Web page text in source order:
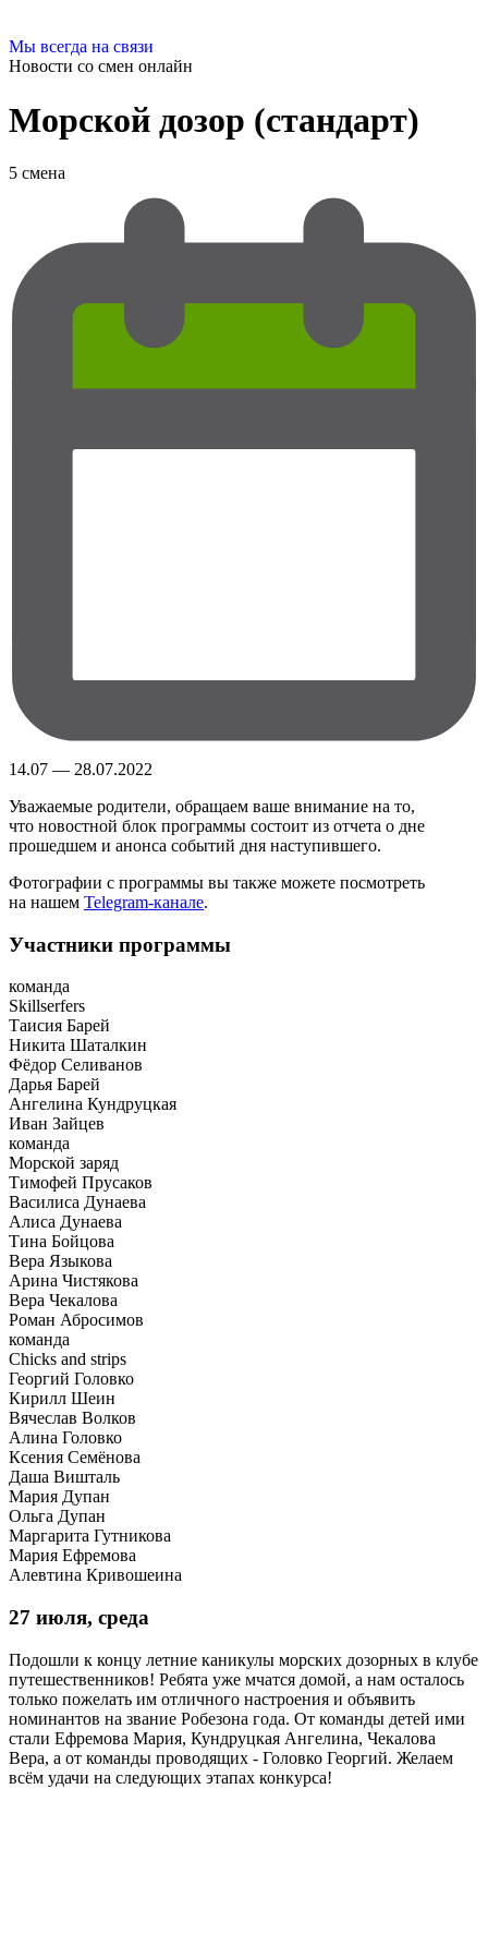
Мы всегда на связи
Новости со смен онлайн
Морской дозор (стандарт)
5 смена
14.07 — 28.07.2022
Уважаемые родители, обращаем ваше внимание на то,
что новостной блок программы состоит из отчета о дне
прошедшем и анонса событий дня наступившего.
Фотографии с программы вы также можете посмотреть
на нашем Telegram-канале.
Участники программы
команда
Skillserfers
Таисия Барей
Никита Шаталкин
Фёдор Селиванов
Дарья Барей
Ангелина Кундруцкая
Иван Зайцев
команда
Морской заряд
Тимофей Прусаков
Василиса Дунаева
Алиса Дунаева
Тина Бойцова
Вера Языкова
Арина Чистякова
Вера Чекалова
Роман Абросимов
команда
Chicks and strips
Георгий Головко
Кирилл Шеин
Вячеслав Волков
Алина Головко
Ксения Семёнова
Даша Вишталь
Мария Дупан
Ольга Дупан
Маргарита Гутникова
Мария Ефремова
Алевтина Кривошеина
27 июля, среда
Подошли к концу летние каникулы морских дозорных в клубе
путешественников! Ребята уже мчатся домой, а нам осталось
только пожелать им отличного настроения и объявить
номинантов на звание Робезона года. От команды детей ими
стали Ефремова Мария, Кундруцкая Ангелина, Чекалова
Вера, а от команды проводящих - Головко Георгий. Желаем
всём удачи на следующих этапах конкурса!